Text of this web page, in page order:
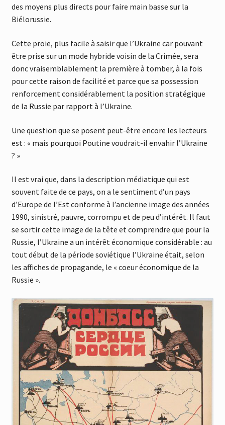
des moyens plus directs pour faire main basse sur la
Biélorussie.
Cette proie, plus facile à saisir que l’Ukraine car pouvant
être prise sur un mode hybride voisin de la Crimée, sera
donc vraisemblablement la première à tomber, à la fois
pour cette raison de facilité et parce que sa possession
renforcement considérablement la position stratégique
de la Russie par rapport à l’Ukraine.
Une question que se posent peut-être encore les lecteurs
est : « mais pourquoi Poutine voudrait-il envahir l’Ukraine
? »
Il est vrai que, dans la description médiatique qui est
souvent faite de ce pays, on a le sentiment d’un pays
d’Europe de l’Est conforme à l’ancienne image des années
1990, sinistré, pauvre, corrompu et de peu d’intérêt. Il faut
se sortir cette image de la tête et comprendre que pour la
Russie, l’Ukraine a un intérêt économique considérable : au
tout début de la période soviétique l’Ukraine était, selon
les affiches de propagande, le « coeur économique de la
Russie ».